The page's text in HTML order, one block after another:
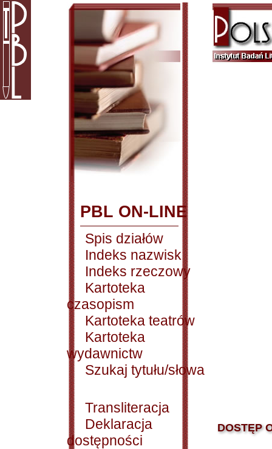
PBL ON-LINE
Spis działów
Indeks nazwisk
Indeks rzeczowy
Kartoteka
czasopism
Kartoteka teatrów
Kartoteka
wydawnictw
Szukaj tytułu/słowa
Transliteracja
Deklaracja
dostępności
DOSTĘP